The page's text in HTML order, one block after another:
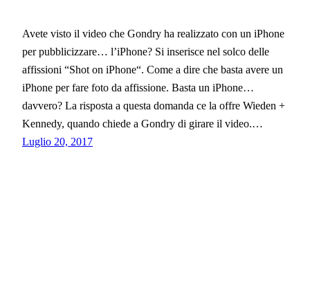
Avete visto il video che Gondry ha realizzato con un iPhone
per pubblicizzare… l’iPhone? Si inserisce nel solco delle
affissioni “Shot on iPhone“. Come a dire che basta avere un
iPhone per fare foto da affissione. Basta un iPhone…
davvero? La risposta a questa domanda ce la offre Wieden +
Kennedy, quando chiede a Gondry di girare il video.…
Luglio 20, 2017